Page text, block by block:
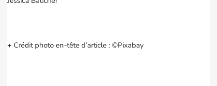
+ Crédit photo en-tête d’article : ©Pixabay